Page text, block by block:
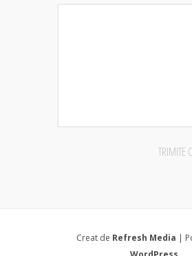
Creat de Refresh Media |